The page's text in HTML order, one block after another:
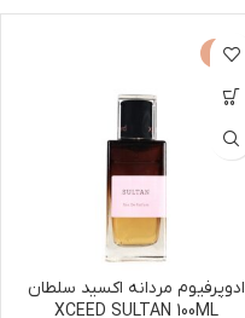
-30%
ادوپرفیوم مردانه اکسید سلطان
XCEED SULTAN 100ML